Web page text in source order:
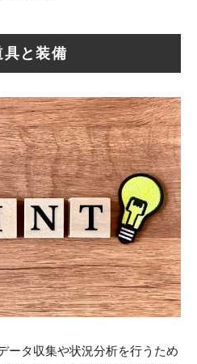
と装備
ータ収集や状況分析を行うため